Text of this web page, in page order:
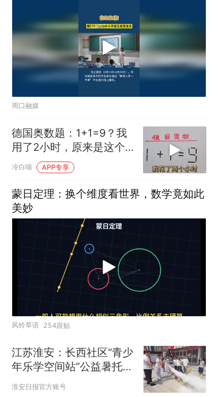
周口融媒
德国奥数题：1+1=9？我
用了2小时，原来是这个
答案
冷白喵 APP专享
蒙日定理：换个维度看世界，数学竟如此
美妙
风铃草语 254跟贴
江苏淮安：长西社区“青少
年乐学空间站”公益暑托班
点亮多彩假期
淮安日报官方账号